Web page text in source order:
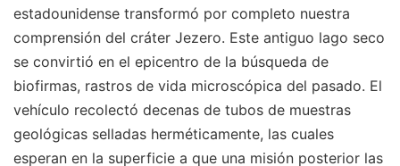
estadounidense transformó por completo nuestra
comprensión del cráter Jezero. Este antiguo lago seco
se convirtió en el epicentro de la búsqueda de
biofirmas, rastros de vida microscópica del pasado. El
vehículo recolectó decenas de tubos de muestras
geológicas selladas herméticamente, las cuales
esperan en la superficie a que una misión posterior las